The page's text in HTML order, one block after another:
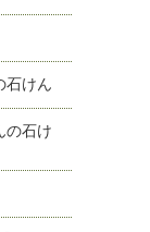
石けん
の石け